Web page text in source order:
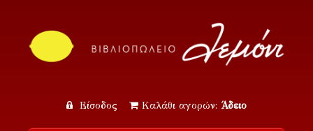
Είσοδος Καλάθι αγορών: Άδειο